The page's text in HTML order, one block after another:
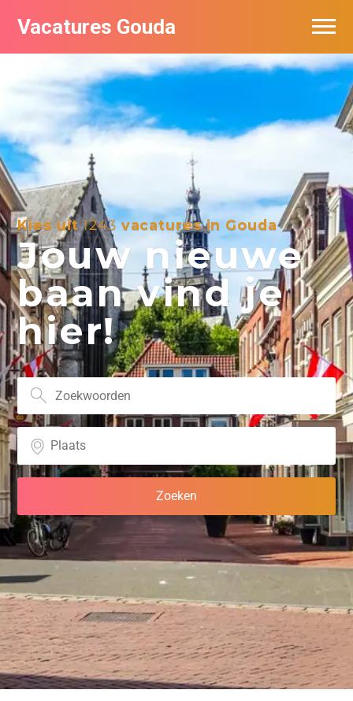
Vacatures Gouda
Kies uit1243vacatures in Gouda
Jouw nieuwe
baan vind je
hier!
Vacatures per bedrijf in Gouda
De populairste vacatures in Gouda